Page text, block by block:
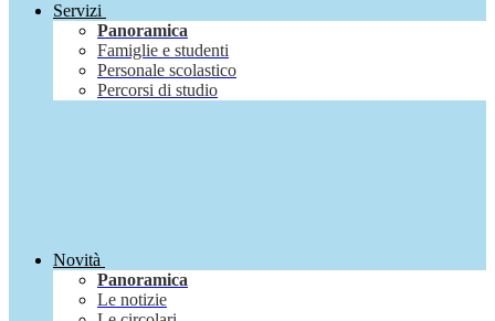
Servizi
Panoramica
Famiglie e studenti
Personale scolastico
Percorsi di studio
Novità
Panoramica
Le notizie